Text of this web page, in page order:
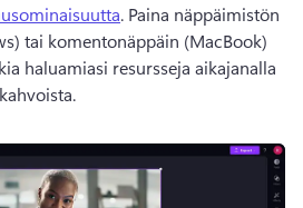
. Paina näppäimistön
tai komentonäppäin (MacBook)
haluamiasi resursseja aikajanalla